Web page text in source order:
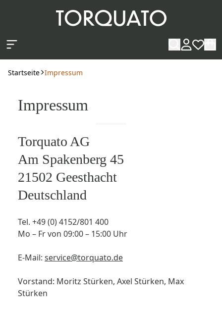
Startseite Impressum
Impressum
Torquato AG
Am Spakenberg 45
21502 Geesthacht
Deutschland
Tel. +49 (0) 4152/801 400
Mo – Fr von 09:00 – 15:00 Uhr
E-Mail: service@torquato.de
Vorstand: Moritz Stürken, Axel Stürken, Max
Stürken